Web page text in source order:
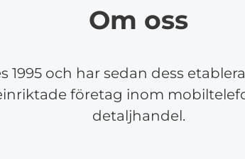
Om oss
1995 och har sedan dess
företag inom
detaljhandel.